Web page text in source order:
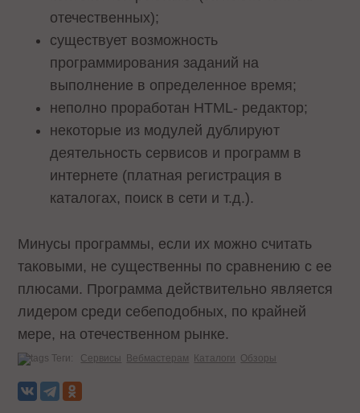
отечественных);
существует возможность
программирования заданий на
выполнение в определенное время;
неполно проработан HTML- редактор;
некоторые из модулей дублируют
деятельность сервисов и программ в
интернете (платная регистрация в
каталогах, поиск в сети и т.д.).
Минусы программы, если их можно считать
таковыми, не существенны по сравнению с ее
плюсами. Программа действительно является
лидером среди себеподобных, по крайней
мере, на отечественном рынке.
Теги: Сервисы Вебмастерам Каталоги Обзоры